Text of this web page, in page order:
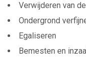
Verwijderen van
Ondergrond
Egaliseren
Bemesten en